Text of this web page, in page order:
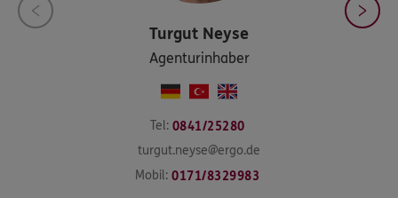
Turgut Neyse
Agenturinhaber
Tel: 0841/25280
turgut.neyse@ergo.de
Mobil: 0171/8329983